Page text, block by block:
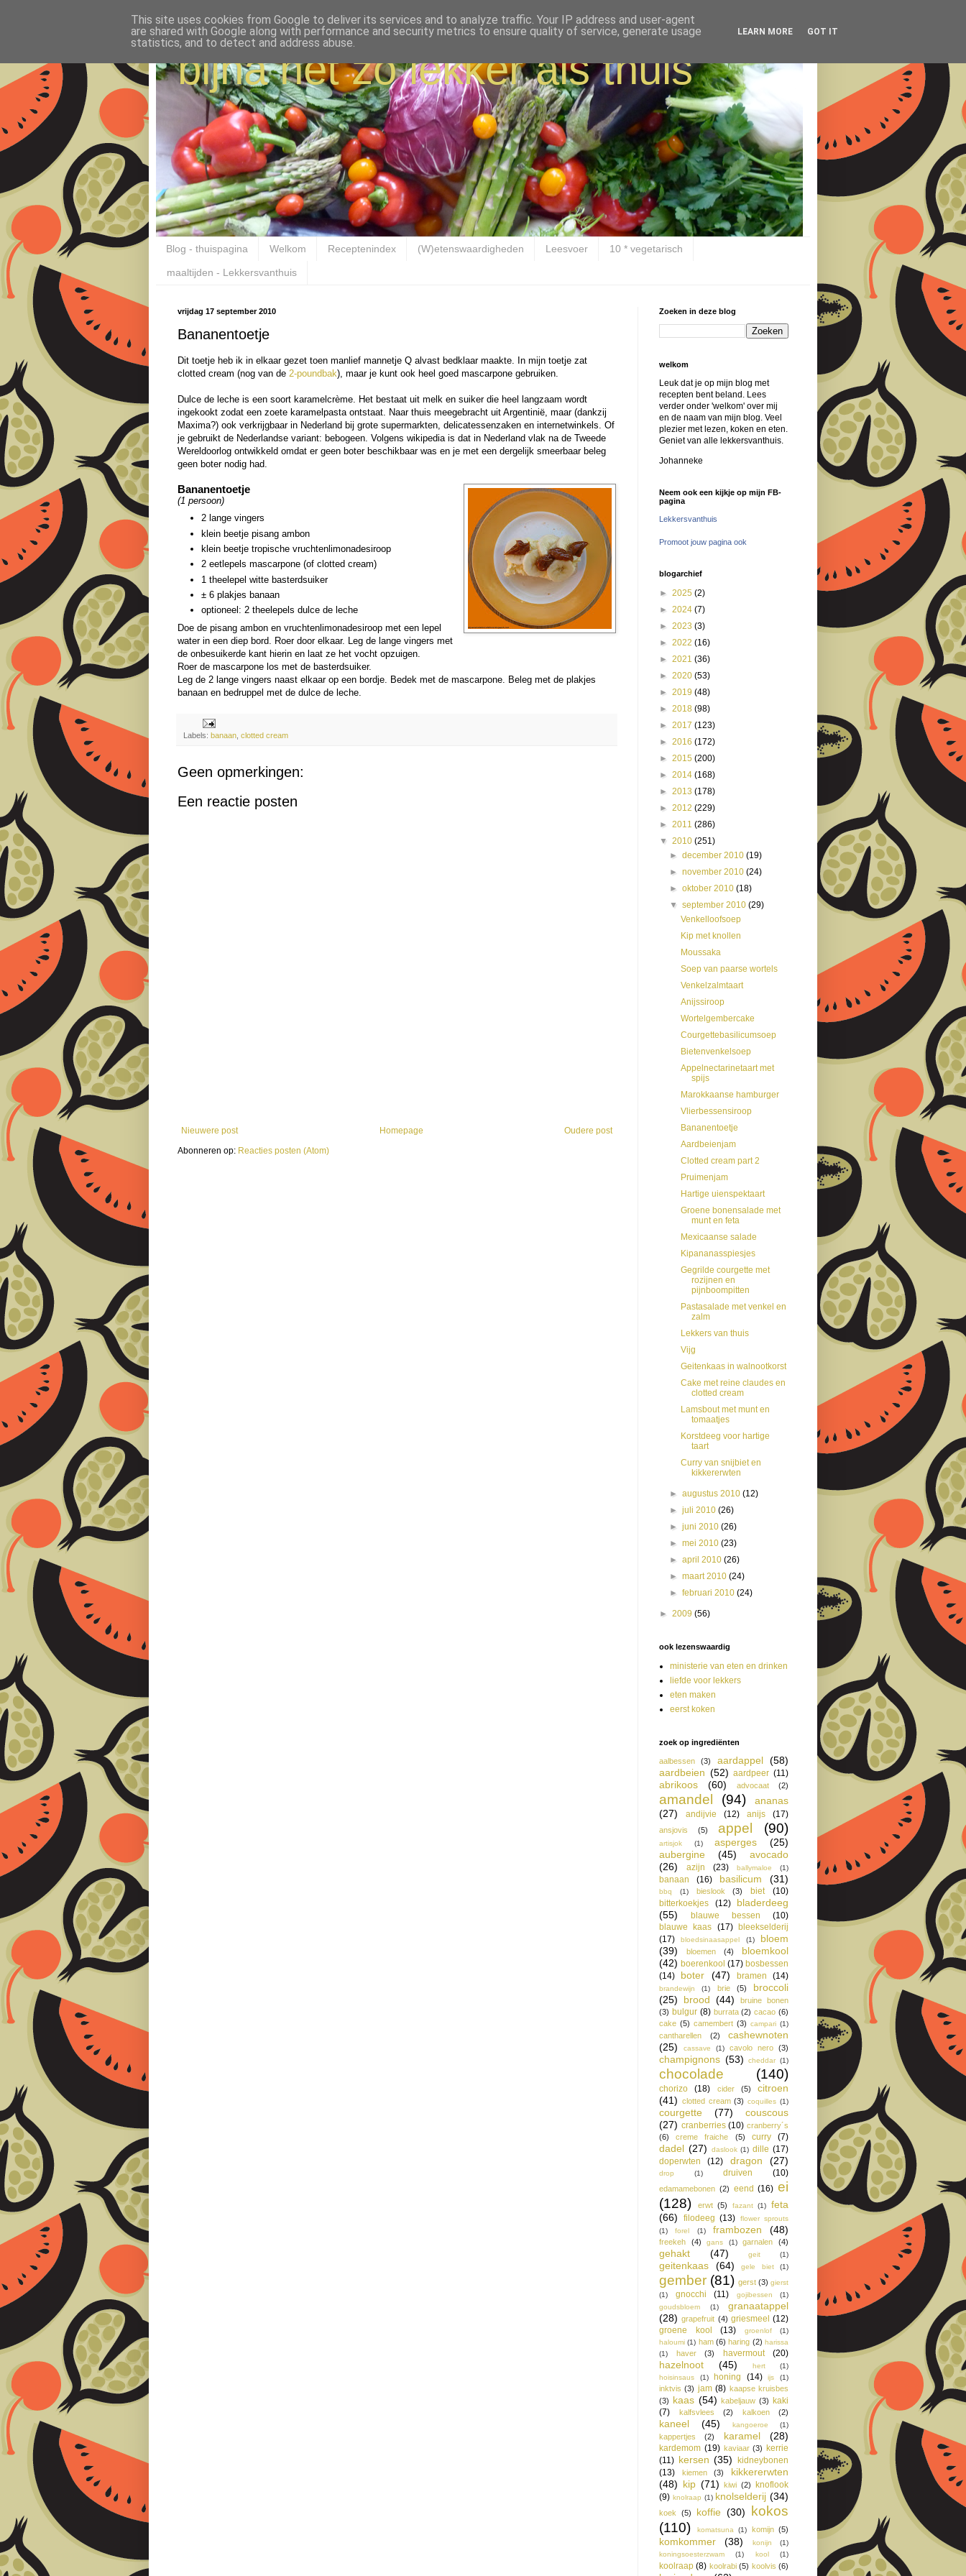
bijna net zo lekker als thuis
Blog - thuispagina Welkom Receptenindex (W)etenswaardigheden Leesvoer 10 * vegetarisch
maaltijden - Lekkersvanthuis
vrijdag 17 september 2010
Bananentoetje
Dit toetje heb ik in elkaar gezet toen manlief mannetje Q alvast bedklaar maakte. In mijn toetje zat
clotted cream (nog van de 2-poundbak), maar je kunt ook heel goed mascarpone gebruiken.
Dulce de leche is een soort karamelcrème. Het bestaat uit melk en suiker die heel langzaam wordt
ingekookt zodat een zoete karamelpasta ontstaat. Naar thuis meegebracht uit Argentinië, maar (dankzij
Maxima?) ook verkrijgbaar in Nederland bij grote supermarkten, delicatessenzaken en internetwinkels. Of
je gebruikt de Nederlandse variant: bebogeen. Volgens wikipedia is dat in Nederland vlak na de Tweede
Wereldoorlog ontwikkeld omdat er geen boter beschikbaar was en je met een dergelijk smeerbaar beleg
geen boter nodig had.
Bananentoetje
(1 persoon)
2 lange vingers
klein beetje pisang ambon
klein beetje tropische vruchtenlimonadesiroop
2 eetlepels mascarpone (of clotted cream)
1 theelepel witte basterdsuiker
± 6 plakjes banaan
optioneel: 2 theelepels dulce de leche
Doe de pisang ambon en vruchtenlimonadesiroop met een lepel
water in een diep bord. Roer door elkaar. Leg de lange vingers met
de onbesuikerde kant hierin en laat ze het vocht opzuigen.
Roer de mascarpone los met de basterdsuiker.
Leg de 2 lange vingers naast elkaar op een bordje. Bedek met de mascarpone. Beleg met de plakjes
banaan en bedruppel met de dulce de leche.
Labels: banaan clotted cream
Geen opmerkingen:
Een reactie posten
Nieuwere post Oudere post
Homepage
Abonneren op: Reacties posten (Atom)
Zoeken in deze blog
welkom
Leuk dat je op mijn blog met
recepten bent beland. Lees
verder onder 'welkom' over mij
en de naam van mijn blog. Veel
plezier met lezen, koken en eten.
Geniet van alle lekkersvanthuis.
Johanneke
Neem ook een kijkje op mijn FB-
pagina
Lekkersvanthuis
Promoot jouw pagina ook
blogarchief
► 2025 (2)
► 2024 (7)
► 2023 (3)
► 2022 (16)
► 2021 (36)
► 2020 (53)
► 2019 (48)
► 2018 (98)
► 2017 (123)
► 2016 (172)
► 2015 (200)
► 2014 (168)
► 2013 (178)
► 2012 (229)
► 2011 (286)
▼ 2010 (251)
►december 2010(19)
►november 2010(24)
►oktober 2010(18)
▼september 2010(29)
Venkelloofsoep
Kip met knollen
Moussaka
Soep van paarse wortels
Venkelzalmtaart
Anijssiroop
Wortelgembercake
Courgettebasilicumsoep
Bietenvenkelsoep
Appelnectarinetaart met
spijs
Marokkaanse hamburger
Vlierbessensiroop
Bananentoetje
Aardbeienjam
Clotted cream part 2
Pruimenjam
Hartige uienspektaart
Groene bonensalade met
munt en feta
Mexicaanse salade
Kipananasspiesjes
Gegrilde courgette met
rozijnen en
pijnboompitten
Pastasalade met venkel en
zalm
Lekkers van thuis
Vijg
Geitenkaas in walnootkorst
Cake met reine claudes en
clotted cream
Lamsbout met munt en
tomaatjes
Korstdeeg voor hartige
taart
Curry van snijbiet en
kikkererwten
►augustus 2010(12)
►juli 2010(26)
►juni 2010(26)
►mei 2010(23)
►april 2010(26)
►maart 2010(24)
►februari 2010(24)
► 2009 (56)
ook lezenswaardig
ministerie van eten en drinken
liefde voor lekkers
eten maken
eerst koken
zoek op ingrediënten
aalbessen (3) aardappel (58)
aardbeien (52) aardpeer (11)
abrikoos (60) advocaat (2)
amandel (94)
ananas
(27)
andijvie (12) anijs (17)
ansjovis (5) appel (90)
artisjok (1) asperges
(25)
aubergine
(45)
avocado
(26)
azijn (23) ballymaloe (1)
banaan (16) basilicum (31)
bbq (1) bieslook (3) biet
(10)
bitterkoekjes
(12)
bladerdeeg
(55)
blauwe bessen
(10)
blauwe kaas (17) bleekselderij
(17)
bloedsinaasappel (1)
bloem
(39)
bloemen (4)
bloemkool
(42) boerenkool (17) bosbessen
(14)
boter (47) bramen (14)
brandewijn (1) brie (5)
broccoli
(25)
brood (44)
bruine bonen
(3) bulgur (8) burrata (2) cacao (6)
cake (5) camembert (3) campari (1)
cantharellen (2)
cashewnoten
(25)
cassave (1) cavolo nero (3)
champignons (53) cheddar (1)
chocolade (140)
chorizo (18) cider (5)
citroen
(41) clotted cream (3) coquilles (1)
courgette (77)
couscous
(27) cranberries (10) cranberry´s
(6)
creme fraiche (5) curry (7)
dadel (27) daslook (1) dille (17)
doperwten
(12) dragon (27)
drop (1) druiven (10)
edamamebonen (2) eend (16) ei
(128)
erwt (5) fazant (1)
feta
(66)
filodeeg (13)
flower sprouts
(1)
forel (1) frambozen (48)
freekeh (4) gans (1) garnalen (4)
gehakt (47) geit (1)
geitenkaas (64) gele biet (1)
gember (81) gerst (3) gierst
(1)
gnocchi (11) gojibessen
(1)
goudsbloem
(1)
granaatappel
(28) grapefruit (4) griesmeel (12)
groene kool
(13) groenlof
(1)
haloumi (1) ham (6) haring (2) harissa
(1)
haver (3) havermout (20)
hazelnoot (45) hert
(1)
hoisinsaus
(1) honing (14) ijs (1)
inktvis (3) jam (8) kaapse kruisbes
(3) kaas (54) kabeljauw (3) kaki
(7)
kalfsvlees (2) kalkoen (2)
kaneel (45) kangoeroe (1)
kappertjes (2) karamel (28)
kardemom (19) kaviaar (3) kerrie
(11) kersen (35) kidneybonen
(13)
kiemen (3)
kikkererwten
(48) kip (71) kiwi (2) knoflook
(9) knolraap (1) knolselderij (34)
koek (5) koffie (30)
kokos
(110)
komatsuna (1) komijn (5)
komkommer (38) konijn
(1)
koningsoesterzwam
(1) kool (1)
koolraap (8) koolrabi (5) koolvis (6)
This site uses cookies from Google to deliver its services and to analyze traffic. Your IP address and user-agent
are shared with Google along with performance and security metrics to ensure quality of service, generate usage
statistics, and to detect and address abuse.
LEARN MORE GOT IT